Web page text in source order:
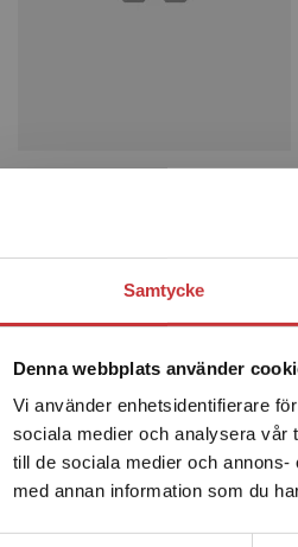
Samtycke
Denna webbplats använder
Vi använder enhetsidentifierare
sociala medier och analysera vår
till de sociala medier och
med annan information som du